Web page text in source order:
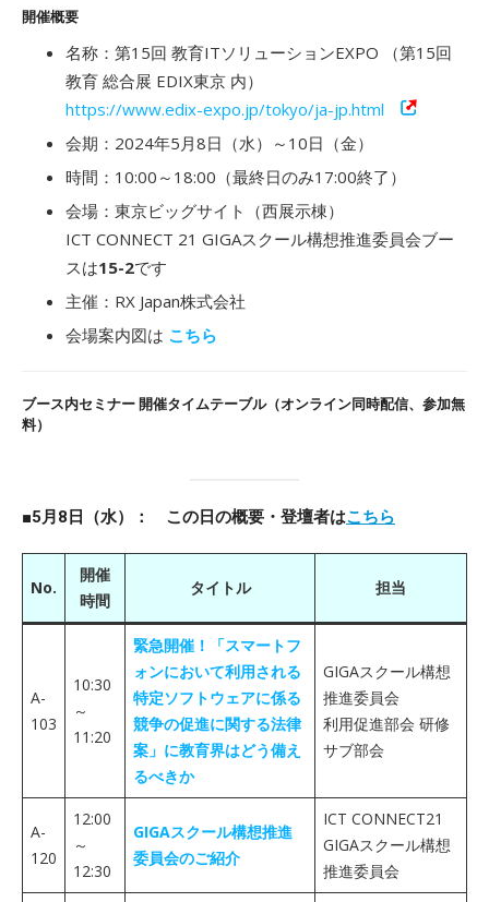
開催概要
名称：第15回 教育ITソリューションEXPO （第15回
教育 総合展 EDIX東京 内）
https://www.edix-expo.jp/tokyo/ja-jp.html
会期：2024年5月8日（水）～10日（金）
時間：10:00～18:00（最終日のみ17:00終了）
会場：東京ビッグサイト（西展示棟）
ICT CONNECT 21 GIGAスクール構想推進委員会ブー
スは15-2です
主催：RX Japan株式会社
会場案内図は こちら
ブース内セミナー 開催タイムテーブル（オンライン同時配信、参加無
料）
■5月8日（水）： この日の概要・登壇者はこちら
No.
開催
時間
タイトル 担当
A-
103
10:30
～
11:20
緊急開催！「スマートフ
ォンにおいて利用される
特定ソフトウェアに係る
競争の促進に関する法律
案」に教育界はどう備え
るべきか
GIGAスクール構想
推進委員会
利用促進部会 研修
サブ部会
A-
120
12:00
～
12:30
GIGAスクール構想推進
委員会のご紹介
ICT CONNECT21
GIGAスクール構想
推進委員会